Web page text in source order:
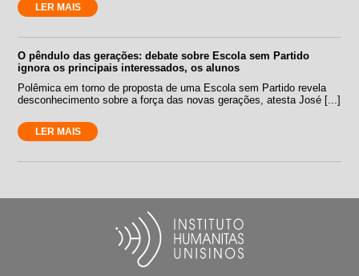
LER MAIS
O pêndulo das gerações: debate sobre Escola sem Partido
ignora os principais interessados, os alunos
Polêmica em torno de proposta de uma Escola sem Partido revela
desconhecimento sobre a força das novas gerações, atesta José [...]
LER MAIS